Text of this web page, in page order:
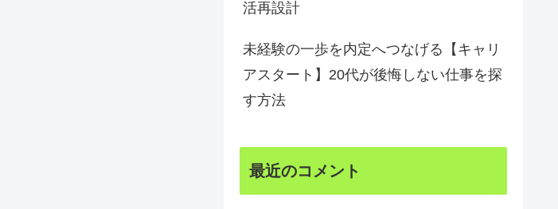
活再設計
未経験の一歩を内定へつなげる【キャリ
アスタート】20代が後悔しない仕事を探
す方法
最近のコメント